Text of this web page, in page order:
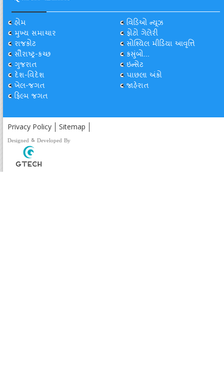
હોમ
મુખ્ય સમાચાર
રાજકોટ
સૌરાષ્ટ્ર-કચ્છ
ગુજરાત
દેશ-વિદેશ
ખેલ-જગત
ફિલ્મ જગત
વિડિઓ ન્યૂઝ
ફોટો ગેલેરી
સોશ્યિલ મીડિયા આવૃત્તિ
કસુંબો...
ઇન્સેટ
પાછલા અંકો
જાહેરાત
Privacy Policy Sitemap
Designed & Developed By